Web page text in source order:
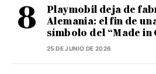
Playmobil deja de
Alemania: el fin de
símbolo del “Made in
25 DE JUNIO DE 2026